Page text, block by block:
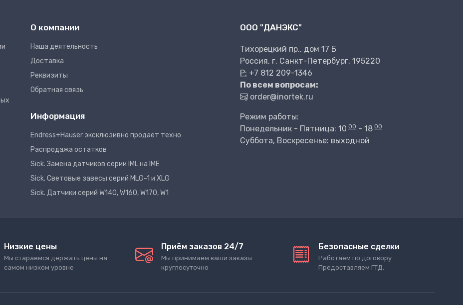
О компании
Наша деятельность
Доставка
Реквизиты
Обратная связь
Информация
Endress+Hauser эксклюзивно продает техно
Распродажа остатков
Sick. Замена датчиков серии IML на IME
Sick. Световые завесы серий MLG-1 и XLG
Sick. Датчики серий W140, W160, W170, W1
ООО "ДАНЭКС"
Тихорецкий пр., дом 17 Б
Россия, г. Санкт-Петербург, 195220
P: +7 812 209-1346
По всем вопросам:
order@inortek.ru
Режим работы:
Понедельник - Пятница: 10 00 - 18 00
Суббота, Воскресенье: выходной
Низкие цены
Мы стараемся держать цены на
самом низком уровне
Приём заказов 24/7
Мы принимаем ваши заказы
круглосуточно
Безопасные сделки
Работаем по договору.
Предоставляем ГТД.